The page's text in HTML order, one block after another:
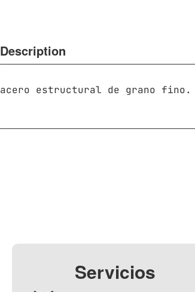
Description
acero estructural de grano fino.
Servicios